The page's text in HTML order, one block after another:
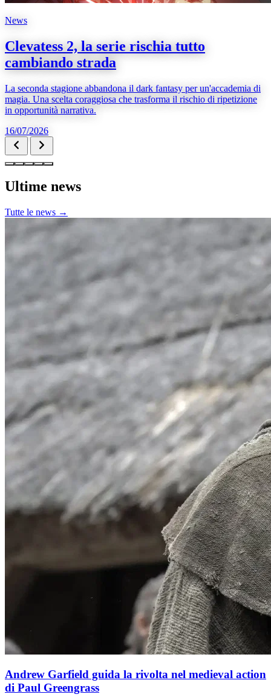
News
Clevatess 2, la serie rischia tutto
cambiando strada
La seconda stagione abbandona il dark fantasy per un'accademia di
magia. Una scelta coraggiosa che trasforma il rischio di ripetizione
in opportunità narrativa.
16/07/2026
Ultime news
Tutte le news →
Andrew Garfield guida la rivolta nel medieval action
di Paul Greengrass